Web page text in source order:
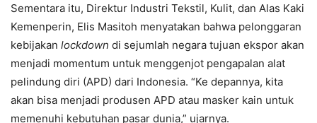
Sementara itu, Direktur Industri Tekstil, Kulit, dan Alas Kaki
Kemenperin, Elis Masitoh menyatakan bahwa pelonggaran
kebijakan lockdown di sejumlah negara tujuan ekspor akan
menjadi momentum untuk menggenjot pengapalan alat
pelindung diri (APD) dari Indonesia. “Ke depannya, kita
akan bisa menjadi produsen APD atau masker kain untuk
memenuhi kebutuhan pasar dunia,” ujarnya.